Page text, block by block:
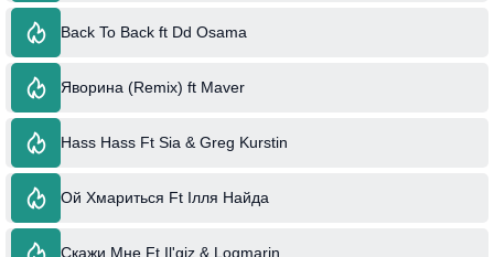
Back To Back ft Dd Osama
Яворина (Remix) ft Maver
Hass Hass Ft Sia & Greg Kurstin
Ой Хмариться Ft Ілля Найда
Скажи Мне Ft Il'giz & Logmarin